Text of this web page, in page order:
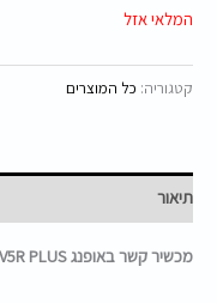
המלאי אזל
קטגוריה: כל המוצרים
תיאור
מכשיר קשר באופנג BAOFENG UV5R PLUS